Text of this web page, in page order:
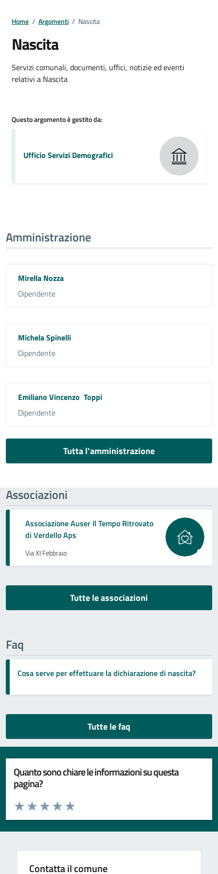
Home / Argomenti / Nascita
Nascita
Dettagli della notizia
Servizi comunali, documenti, uffici, notizie ed eventi
relativi a Nascita
Questo argomento è gestito da:
Ufficio Servizi Demografici
Amministrazione
Mirella Nozza
Dipendente
Michela Spinelli
Dipendente
Emiliano Vincenzo Toppi
Dipendente
Tutta l’amministrazione
Associazioni
Associazione Auser Il Tempo Ritrovato
di Verdello Aps
Via XI Febbraio
Tutte le associazioni
Faq
Cosa serve per effettuare la dichiarazione di nascita?
Tutte le faq
Quanto sono chiare le informazioni su questa
pagina?
Valuta da 1 a 5 stelle la pagina
Valuta 5 stelle su 5
Valuta 4 stelle su 5
Valuta 3 stelle su 5
Valuta 2 stelle su 5
Valuta 1 stelle su 5
Contatta il comune